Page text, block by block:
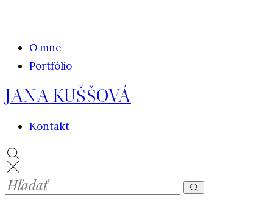
O mne
Portfólio
JANA KUŠŠOVÁ
Kontakt